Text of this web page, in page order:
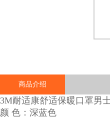
商品介绍
3M耐适康舒适保暖口罩男
颜 色：深蓝色